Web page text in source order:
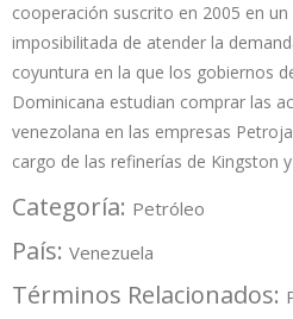
cooperación suscrito en 2005 en
imposibilitada de atender la
coyuntura en la que los gobiernos
Dominicana estudian comprar las
venezolana en las empresas
cargo de las refinerías de Kingston
Categoría: Petróleo
País: Venezuela
Términos Relacionados: